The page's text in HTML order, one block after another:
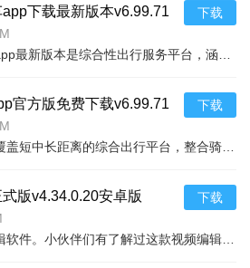
下载最新版本v6.99.71
下载
官方版免费下载v6.99.71
下载
版v4.34.0.20安卓版 下载